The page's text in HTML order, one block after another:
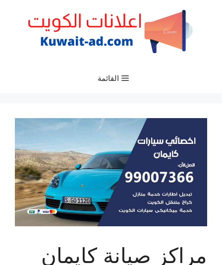
القائمة
مراكز صيانة كايمان